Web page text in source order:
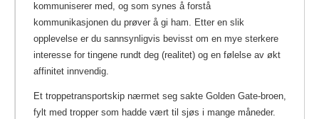
kommuniserer med, og som synes å forstå
kommunikasjonen du prøver å gi ham. Etter en slik
opplevelse er du sannsynligvis bevisst om en mye sterkere
interesse for tingene rundt deg (realitet) og en følelse av økt
affinitet innvendig.
Et troppetransportskip nærmet seg sakte Golden Gate-broen,
fylt med tropper som hadde vært til sjøs i mange måneder.